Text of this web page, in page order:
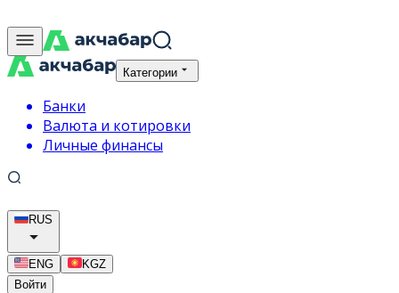
Категории
Банки
Валюта и котировки
Личные финансы
RUS
ENG
KGZ
Войти